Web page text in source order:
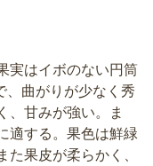
実はイボのない円筒
、曲がりが少なく秀
、甘みが強い。ま
適する。果色は鮮緑
果皮が柔らかく、